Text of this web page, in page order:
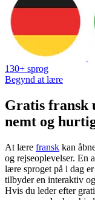
130+ sprog
Begynd at lære
Gratis fransk
nemt og
At lære fransk kan
og rejseoplevelser. En
lære sproget på i dag
tilbyder en interaktiv
Hvis du leder efter